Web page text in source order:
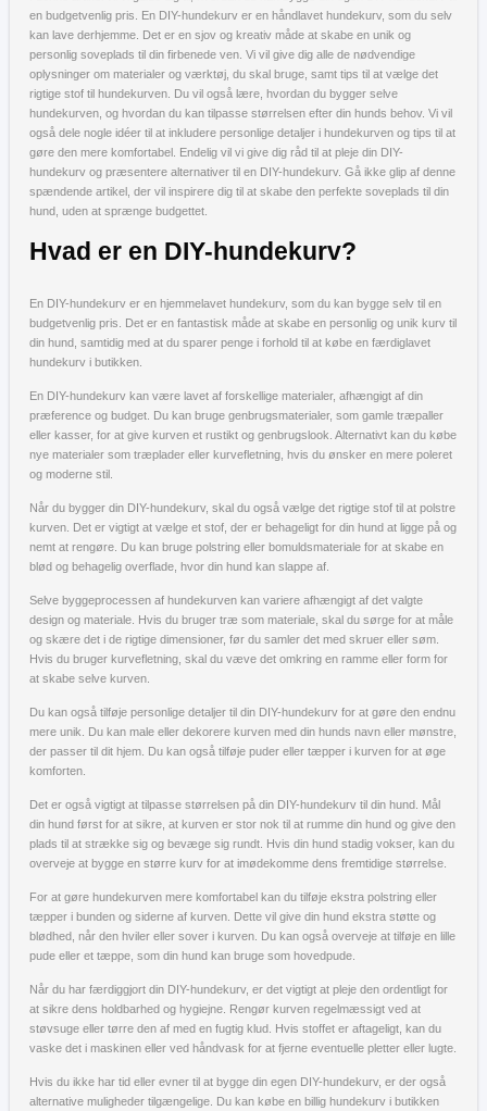
en budgetvenlig pris. En DIY-hundekurv er en håndlavet hundekurv, som du selv
kan lave derhjemme. Det er en sjov og kreativ måde at skabe en unik og
personlig soveplads til din firbenede ven. Vi vil give dig alle de nødvendige
oplysninger om materialer og værktøj, du skal bruge, samt tips til at vælge det
rigtige stof til hundekurven. Du vil også lære, hvordan du bygger selve
hundekurven, og hvordan du kan tilpasse størrelsen efter din hunds behov. Vi vil
også dele nogle idéer til at inkludere personlige detaljer i hundekurven og tips til at
gøre den mere komfortabel. Endelig vil vi give dig råd til at pleje din DIY-
hundekurv og præsentere alternativer til en DIY-hundekurv. Gå ikke glip af denne
spændende artikel, der vil inspirere dig til at skabe den perfekte soveplads til din
hund, uden at sprænge budgettet.
Hvad er en DIY-hundekurv?
En DIY-hundekurv er en hjemmelavet hundekurv, som du kan bygge selv til en
budgetvenlig pris. Det er en fantastisk måde at skabe en personlig og unik kurv til
din hund, samtidig med at du sparer penge i forhold til at købe en færdiglavet
hundekurv i butikken.
En DIY-hundekurv kan være lavet af forskellige materialer, afhængigt af din
præference og budget. Du kan bruge genbrugsmaterialer, som gamle træpaller
eller kasser, for at give kurven et rustikt og genbrugslook. Alternativt kan du købe
nye materialer som træplader eller kurvefletning, hvis du ønsker en mere poleret
og moderne stil.
Når du bygger din DIY-hundekurv, skal du også vælge det rigtige stof til at polstre
kurven. Det er vigtigt at vælge et stof, der er behageligt for din hund at ligge på og
nemt at rengøre. Du kan bruge polstring eller bomuldsmateriale for at skabe en
blød og behagelig overflade, hvor din hund kan slappe af.
Selve byggeprocessen af hundekurven kan variere afhængigt af det valgte
design og materiale. Hvis du bruger træ som materiale, skal du sørge for at måle
og skære det i de rigtige dimensioner, før du samler det med skruer eller søm.
Hvis du bruger kurvefletning, skal du væve det omkring en ramme eller form for
at skabe selve kurven.
Du kan også tilføje personlige detaljer til din DIY-hundekurv for at gøre den endnu
mere unik. Du kan male eller dekorere kurven med din hunds navn eller mønstre,
der passer til dit hjem. Du kan også tilføje puder eller tæpper i kurven for at øge
komforten.
Det er også vigtigt at tilpasse størrelsen på din DIY-hundekurv til din hund. Mål
din hund først for at sikre, at kurven er stor nok til at rumme din hund og give den
plads til at strække sig og bevæge sig rundt. Hvis din hund stadig vokser, kan du
overveje at bygge en større kurv for at imødekomme dens fremtidige størrelse.
For at gøre hundekurven mere komfortabel kan du tilføje ekstra polstring eller
tæpper i bunden og siderne af kurven. Dette vil give din hund ekstra støtte og
blødhed, når den hviler eller sover i kurven. Du kan også overveje at tilføje en lille
pude eller et tæppe, som din hund kan bruge som hovedpude.
Når du har færdiggjort din DIY-hundekurv, er det vigtigt at pleje den ordentligt for
at sikre dens holdbarhed og hygiejne. Rengør kurven regelmæssigt ved at
støvsuge eller tørre den af med en fugtig klud. Hvis stoffet er aftageligt, kan du
vaske det i maskinen eller ved håndvask for at fjerne eventuelle pletter eller lugte.
Hvis du ikke har tid eller evner til at bygge din egen DIY-hundekurv, er der også
alternative muligheder tilgængelige. Du kan købe en billig hundekurv i butikken